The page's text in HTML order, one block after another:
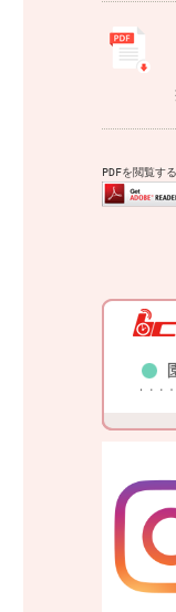
PDFを閲覧